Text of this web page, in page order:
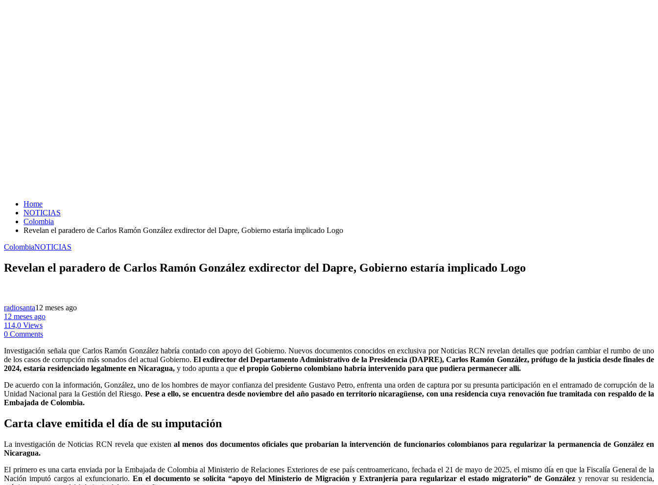
Home
NOTICIAS
Colombia
Revelan el paradero de Carlos Ramón González exdirector del Dapre, Gobierno estaría implicado Logo
ColombiaNOTICIAS
Revelan el paradero de Carlos Ramón González exdirector del Dapre, Gobierno estaría implicado Logo
radiosanta12 meses ago
12 meses ago
114,0 Views
0 Comments
Investigación señala que Carlos Ramón González habría contado con apoyo del Gobierno. Nuevos documentos conocidos en exclusiva por Noticias RCN revelan detalles que podrían cambiar el rumbo de uno
de los casos de corrupción más sonados del actual Gobierno. El exdirector del Departamento Administrativo de la Presidencia (DAPRE), Carlos Ramón González, prófugo de la justicia desde finales de
2024, estaría residenciado legalmente en Nicaragua, y todo apunta a que el propio Gobierno colombiano habría intervenido para que pudiera permanecer allí.
De acuerdo con la información, González, uno de los hombres de mayor confianza del presidente Gustavo Petro, enfrenta una orden de captura por su presunta participación en el entramado de corrupción de la
Unidad Nacional para la Gestión del Riesgo. Pese a ello, se encuentra desde noviembre del año pasado en territorio nicaragüense, con una residencia cuya renovación fue tramitada con respaldo de la
Embajada de Colombia.
Carta clave emitida el día de su imputación
La investigación de Noticias RCN revela que existenal menos dos documentos oficiales que probarían la intervención de funcionarios colombianos para regularizar la permanencia de González en
Nicaragua.
El primero es una carta enviada por la Embajada de Colombia al Ministerio de Relaciones Exteriores de ese país centroamericano, fechada el 21 de mayo de 2025, el mismo día en que la Fiscalía General de la
Nación imputó cargos al exfuncionario. En el documento se solicita “apoyo del Ministerio de Migración y Extranjería para regularizar el estado migratorio” de González y renovar su residencia,